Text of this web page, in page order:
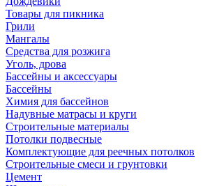
Товары для пикника
Грили
Мангалы
Средства для розжига
Уголь, дрова
Бассейны и аксессуары
Бассейны
Химия для бассейнов
Надувные матрасы и круги
Строительные материалы
Потолки подвесные
Комплектующие для реечных потолков
Строительные смеси и грунтовки
Цемент